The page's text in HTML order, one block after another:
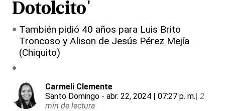
Dotolcito'
También pidió 40 años para Luis Brito
Troncoso y Alison de Jesús Pérez Mejía
(Chiquito)
Carmeli Clemente
Santo Domingo - abr. 22, 2024 | 07:27 p. m.| 2
min de lectura